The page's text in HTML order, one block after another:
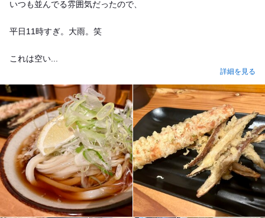
いつも並んでる雰囲気だったので、
平日11時すぎ。大雨。笑
これは空い...
詳細を見る